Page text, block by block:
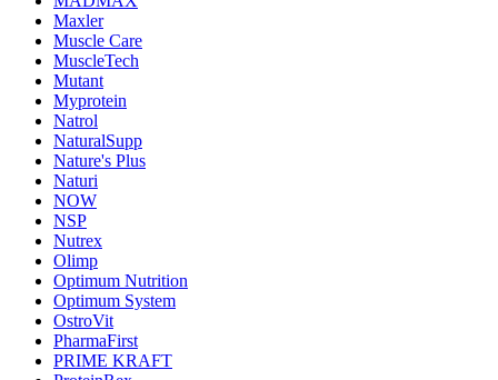
Maxler
Muscle Care
MuscleTech
Mutant
Myprotein
Natrol
NaturalSupp
Nature's Plus
Naturi
NOW
NSP
Nutrex
Olimp
Optimum Nutrition
Optimum System
OstroVit
PharmaFirst
PRIME KRAFT